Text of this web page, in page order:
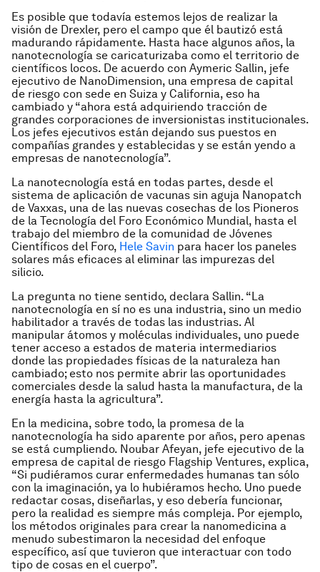
Es posible que todavía estemos lejos de realizar la
visión de Drexler, pero el campo que él bautizó está
madurando rápidamente. Hasta hace algunos años, la
nanotecnología se caricaturizaba como el territorio de
científicos locos. De acuerdo con Aymeric Sallin, jefe
ejecutivo de NanoDimension, una empresa de capital
de riesgo con sede en Suiza y California, eso ha
cambiado y “ahora está adquiriendo tracción de
grandes corporaciones de inversionistas institucionales.
Los jefes ejecutivos están dejando sus puestos en
compañías grandes y establecidas y se están yendo a
empresas de nanotecnología”.
La nanotecnología está en todas partes, desde el
sistema de aplicación de vacunas sin aguja Nanopatch
de Vaxxas, una de las nuevas cosechas de los Pioneros
de la Tecnología del Foro Económico Mundial, hasta el
trabajo del miembro de la comunidad de Jóvenes
Científicos del Foro, Hele Savin para hacer los paneles
solares más eficaces al eliminar las impurezas del
silicio.
La pregunta no tiene sentido, declara Sallin. “La
nanotecnología en sí no es una industria, sino un medio
habilitador a través de todas las industrias. Al
manipular átomos y moléculas individuales, uno puede
tener acceso a estados de materia intermediarios
donde las propiedades físicas de la naturaleza han
cambiado; esto nos permite abrir las oportunidades
comerciales desde la salud hasta la manufactura, de la
energía hasta la agricultura”.
En la medicina, sobre todo, la promesa de la
nanotecnología ha sido aparente por años, pero apenas
se está cumpliendo. Noubar Afeyan, jefe ejecutivo de la
empresa de capital de riesgo Flagship Ventures, explica,
“Si pudiéramos curar enfermedades humanas tan sólo
con la imaginación, ya lo hubiéramos hecho. Uno puede
redactar cosas, diseñarlas, y eso debería funcionar,
pero la realidad es siempre más compleja. Por ejemplo,
los métodos originales para crear la nanomedicina a
menudo subestimaron la necesidad del enfoque
específico, así que tuvieron que interactuar con todo
tipo de cosas en el cuerpo”.